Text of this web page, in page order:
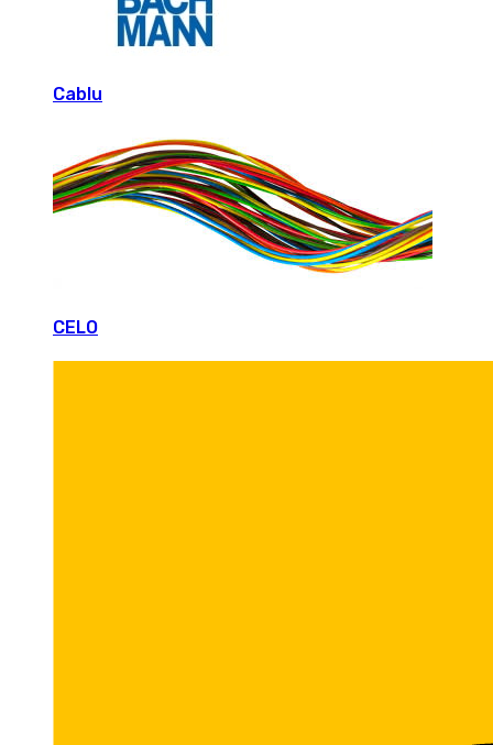
Cablu
CELO